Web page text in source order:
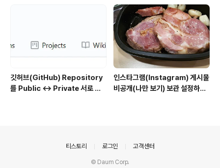
깃허브(GitHub) Repository
를 Public ↔ Private 서로 변
인스타그램(Instagram) 게시물
비공개(나만 보기) 보관 설정하는
티스토리 로그인 고객센터
© Daum Corp.